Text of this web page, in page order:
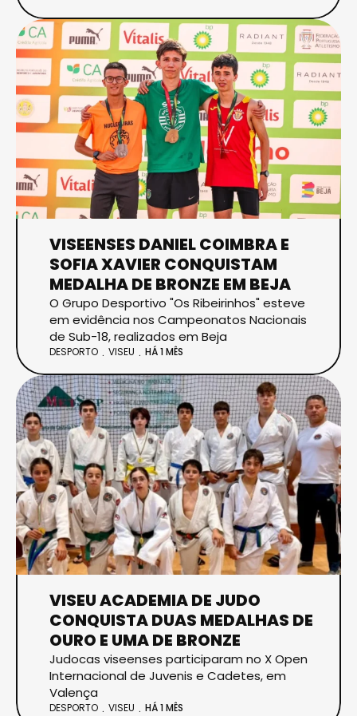
VISEENSES DANIEL COIMBRA E
SOFIA XAVIER CONQUISTAM
MEDALHA DE BRONZE EM BEJA
O Grupo Desportivo "Os Ribeirinhos" esteve
em evidência nos Campeonatos Nacionais
de Sub-18, realizados em Beja
DESPORTO VISEU HÁ 1 MÊS
VISEU ACADEMIA DE JUDO
CONQUISTA DUAS MEDALHAS DE
OURO E UMA DE BRONZE
Judocas viseenses participaram no X Open
Internacional de Juvenis e Cadetes, em
Valença
DESPORTO VISEU HÁ 1 MÊS